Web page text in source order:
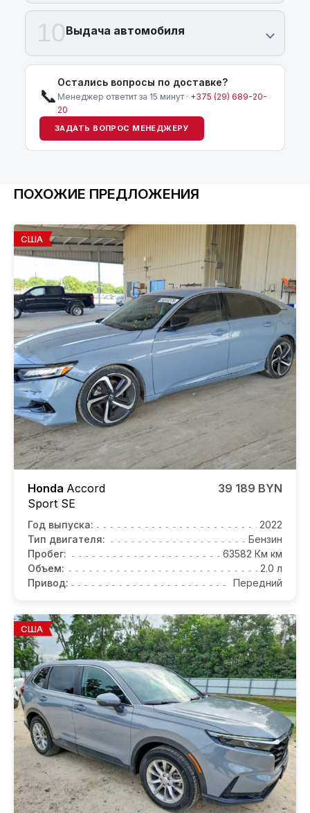
10Выдача автомобиля
📞
Остались вопросы по доставке?
Менеджер ответит за 15 минут · +375 (29) 689-20-
20
ЗАДАТЬ ВОПРОС МЕНЕДЖЕРУ
ПОХОЖИЕ ПРЕДЛОЖЕНИЯ
США
Honda Accord
Sport SE
39 189 BYN
Год выпуска:
2022
Тип двигателя:
Бензин
Пробег:
63582 Км км
Объем:
2.0 л
Привод:
Передний
США